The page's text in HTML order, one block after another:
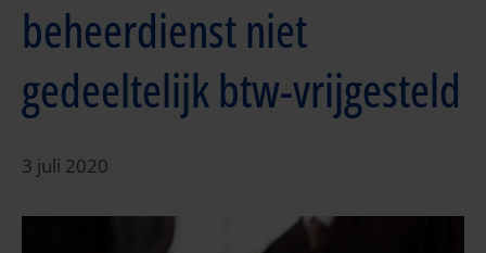
beheerdienst niet
gedeeltelijk btw-vrijgesteld
3 juli 2020